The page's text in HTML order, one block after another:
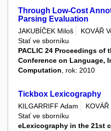
Through Low-Cost
Parsing Evaluation
JAKUBÍČEK Miloš KOVÁŘ
Stať ve sborníku
PACLIC 24 Proceedings of
Conference on Language,
Computation , rok: 2010
Tickbox Lexicography
KILGARRIFF Adam KOVÁŘ
Stať ve sborníku
eLexicography in the 21st